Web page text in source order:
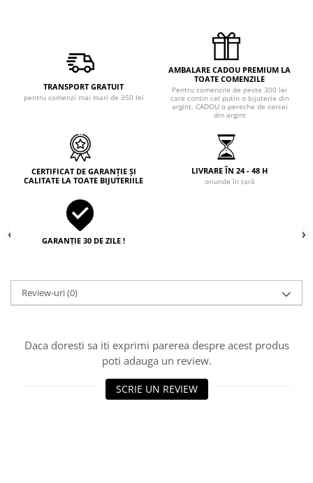
TRANSPORT GRATUIT
pentru comenzi mai mari de 350 lei
AMBALARE CADOU PREMIUM LA
TOATE COMENZILE
Pentru comenzile de peste 300 lei
care contin cel putin o bijuterie din
argint, CADOU o pereche de cercei
din argint
CERTIFICAT DE GARANȚIE ȘI
CALITATE LA TOATE BIJUTERIILE
LIVRARE ÎN 24 - 48 H
oriunde în țară
GARANȚIE 30 DE ZILE !
Review-uri(0)
Daca doresti sa iti exprimi parerea despre acest produs
poti adauga un review.
SCRIE UN REVIEW